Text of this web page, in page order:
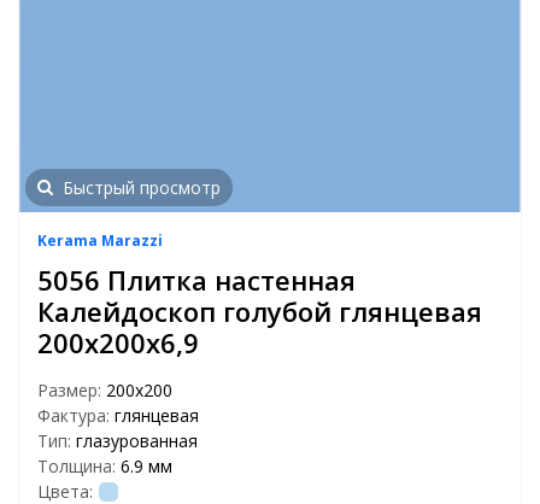
Быстрый просмотр
Kerama Marazzi
5056 Плитка настенная
Калейдоскоп голубой глянцевая
200х200х6,9
Размер: 200х200
Фактура: глянцевая
Тип: глазурованная
Толщина: 6.9 мм
Цвета: